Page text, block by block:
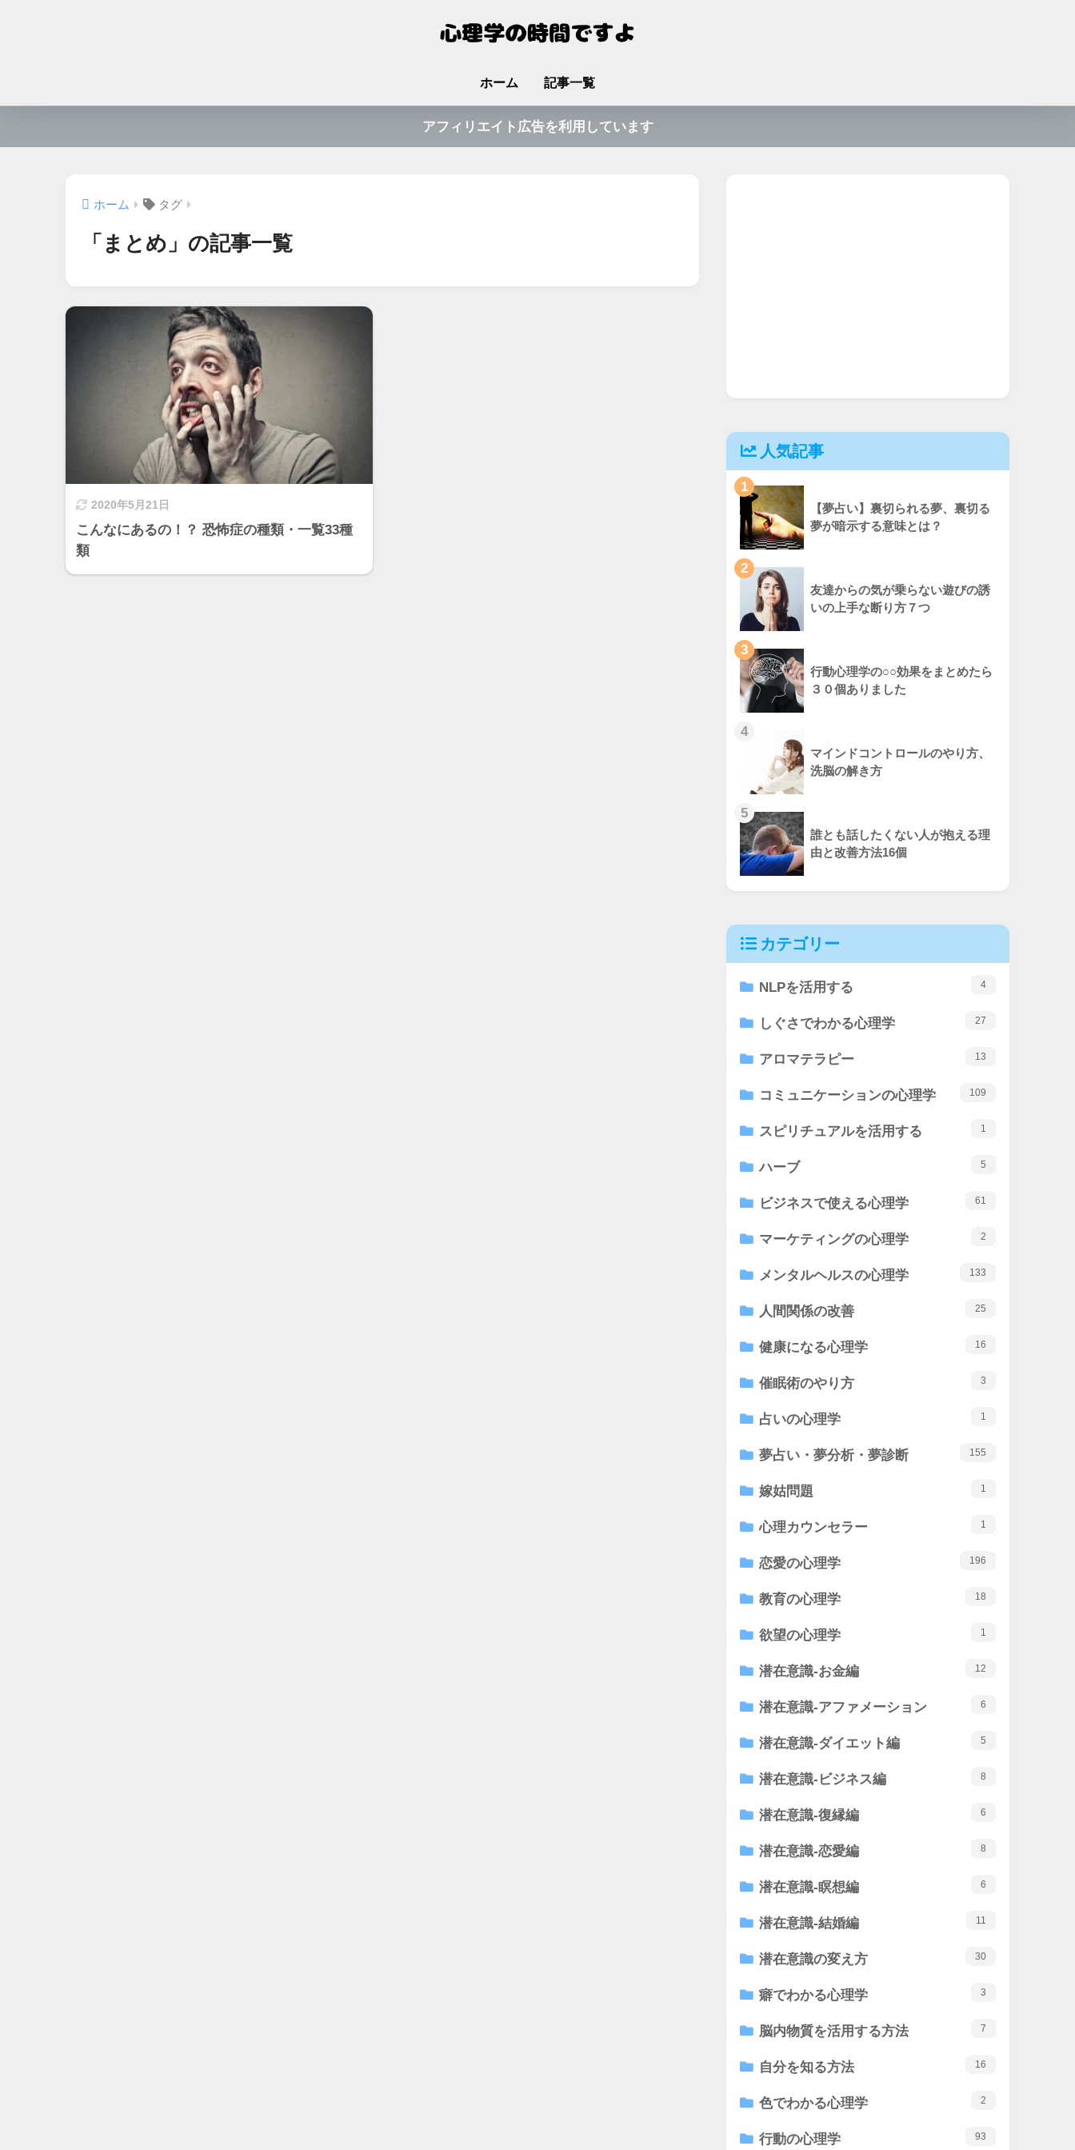
ホーム 記事一覧
アフィリエイト広告を利用しています
ホーム タグ
「まとめ」の記事一覧
2020年5月21日
こんなにあるの！？ 恐怖症の種類・一覧33種
類
人気記事
1
【夢占い】裏切られる夢、裏切る
夢が暗示する意味とは？
2
友達からの気が乗らない遊びの誘
いの上手な断り方７つ
3
行動心理学の○○効果をまとめたら
３０個ありました
4
マインドコントロールのやり方、
洗脳の解き方
5
誰とも話したくない人が抱える理
由と改善方法16個
カテゴリー
NLPを活用する 4
しぐさでわかる心理学 27
アロマテラピー 13
コミュニケーションの心理学 109
スピリチュアルを活用する 1
ハーブ 5
ビジネスで使える心理学 61
マーケティングの心理学 2
メンタルヘルスの心理学 133
人間関係の改善 25
健康になる心理学 16
催眠術のやり方 3
占いの心理学 1
夢占い・夢分析・夢診断 155
嫁姑問題 1
心理カウンセラー 1
恋愛の心理学 196
教育の心理学 18
欲望の心理学 1
潜在意識-お金編 12
潜在意識-アファメーション 6
潜在意識-ダイエット編 5
潜在意識-ビジネス編 8
潜在意識-復縁編 6
潜在意識-恋愛編 8
潜在意識-瞑想編 6
潜在意識-結婚編 11
潜在意識の変え方 30
癖でわかる心理学 3
脳内物質を活用する方法 7
自分を知る方法 16
色でわかる心理学 2
行動の心理学 93